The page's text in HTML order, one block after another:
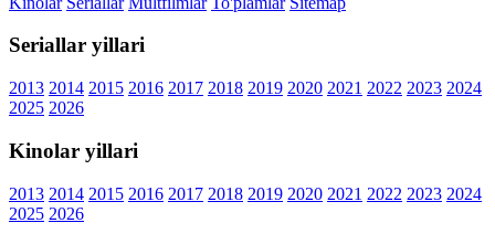
Seriallar yillari
2013 2014 2015 2016 2017 2018 2019 2020 2021 2022 2023 2024
2025 2026
Kinolar yillari
2013 2014 2015 2016 2017 2018 2019 2020 2021 2022 2023 2024
2025 2026